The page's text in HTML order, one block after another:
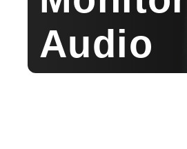
Audio